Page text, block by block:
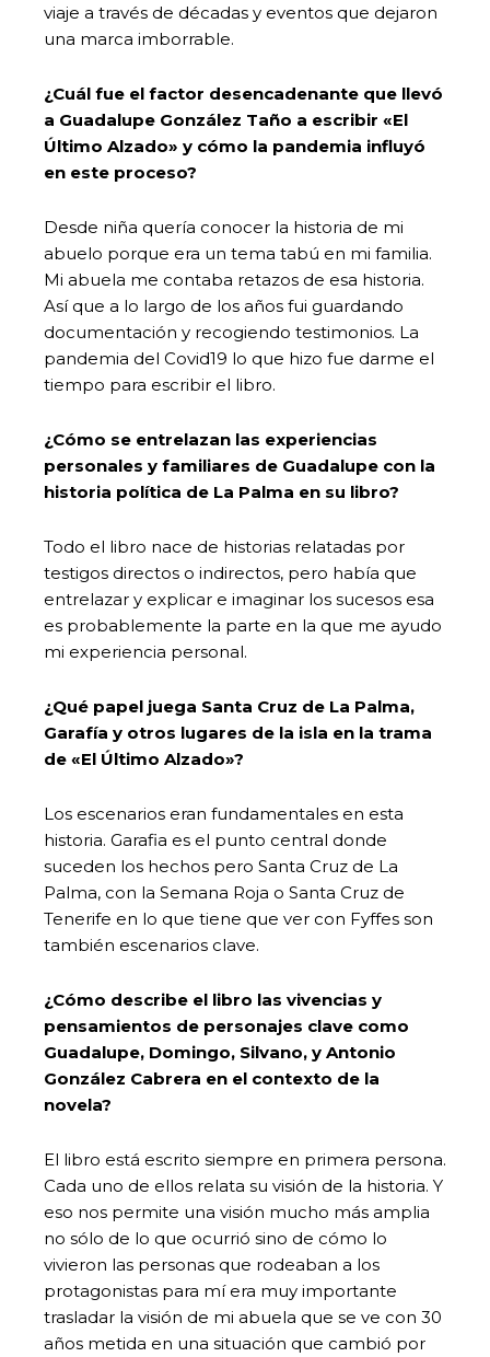
viaje a través de décadas y eventos que dejaron
una marca imborrable.
¿Cuál fue el factor desencadenante que llevó
a Guadalupe González Taño a escribir «El
Último Alzado» y cómo la pandemia influyó
en este proceso?
Desde niña quería conocer la historia de mi
abuelo porque era un tema tabú en mi familia.
Mi abuela me contaba retazos de esa historia.
Así que a lo largo de los años fui guardando
documentación y recogiendo testimonios. La
pandemia del Covid19 lo que hizo fue darme el
tiempo para escribir el libro.
¿Cómo se entrelazan las experiencias
personales y familiares de Guadalupe con la
historia política de La Palma en su libro?
Todo el libro nace de historias relatadas por
testigos directos o indirectos, pero había que
entrelazar y explicar e imaginar los sucesos esa
es probablemente la parte en la que me ayudo
mi experiencia personal.
¿Qué papel juega Santa Cruz de La Palma,
Garafía y otros lugares de la isla en la trama
de «El Último Alzado»?
Los escenarios eran fundamentales en esta
historia. Garafia es el punto central donde
suceden los hechos pero Santa Cruz de La
Palma, con la Semana Roja o Santa Cruz de
Tenerife en lo que tiene que ver con Fyffes son
también escenarios clave.
¿Cómo describe el libro las vivencias y
pensamientos de personajes clave como
Guadalupe, Domingo, Silvano, y Antonio
González Cabrera en el contexto de la
novela?
El libro está escrito siempre en primera persona.
Cada uno de ellos relata su visión de la historia. Y
eso nos permite una visión mucho más amplia
no sólo de lo que ocurrió sino de cómo lo
vivieron las personas que rodeaban a los
protagonistas para mí era muy importante
trasladar la visión de mi abuela que se ve con 30
años metida en una situación que cambió por